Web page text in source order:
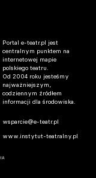
Portal e-teatr.pl jest
centralnym punktem na
internetowej mapie
polskiego teatru.
Od 2004 roku jesteśmy
najważniejszym,
codziennym źródłem
informacji dla środowiska.
wsparcie@e-teatr.pl
www.instytut-teatralny.pl